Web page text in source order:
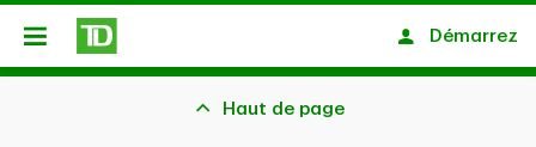
Passer au contenu principal
Ouvert
Démarrez
Haut de page